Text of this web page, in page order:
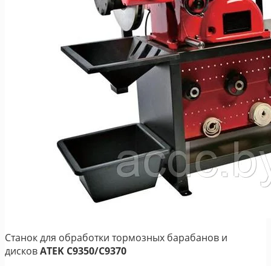
Станок для обработки тормозных барабанов и
дисковATEK C9350/C9370